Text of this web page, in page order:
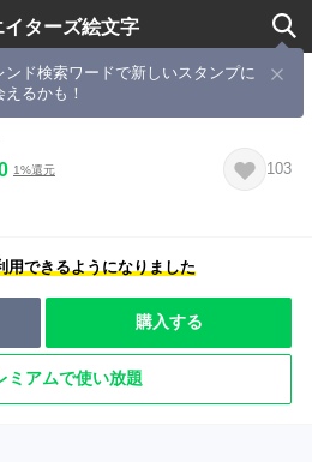
イターズ絵文字
ンド検索ワードで新しいスタンプに
えるかも！
なネコの絵文字
1%還元 103
用できるようになりました
購入する
ミアムで使い放題